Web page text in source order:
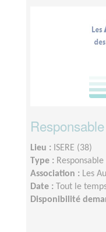
Lieu : ISERE (38)
Type :
Association : Les
Date :
Tout le
Disponibilité